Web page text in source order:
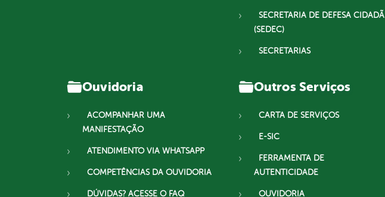
SECRETARIA DE DEFESA CIDADÃ
(SEDEC)
SECRETARIAS
Ouvidoria
ACOMPANHAR UMA
MANIFESTAÇÃO
ATENDIMENTO VIA WHATSAPP
COMPETÊNCIAS DA OUVIDORIA
DÚVIDAS? ACESSE O FAQ
Outros Serviços
CARTA DE SERVIÇOS
E-SIC
FERRAMENTA DE
AUTENTICIDADE
OUVIDORIA